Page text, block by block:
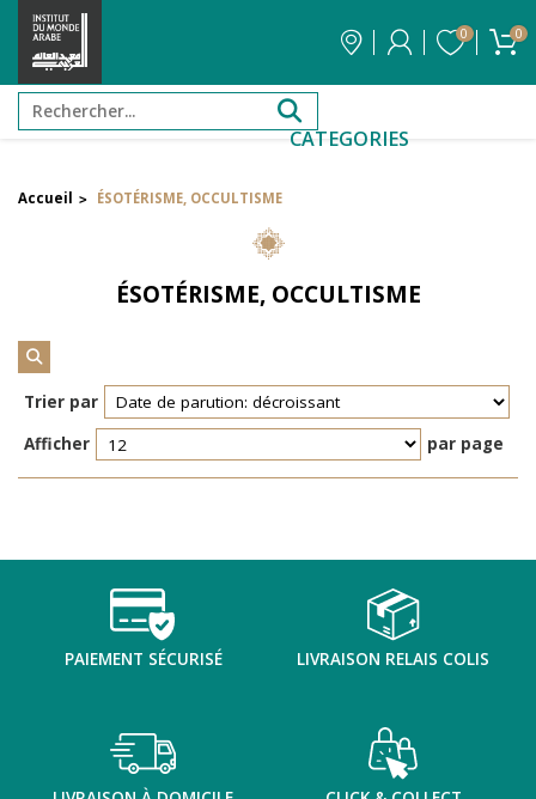
0 0
CATEGORIES
Filtrer par attribut
Réinitialiser les filtres
TENTER L'ART POUR SOIGNER
Accueil > ÉSOTÉRISME, OCCULTISME
ÉSOTÉRISME, OCCULTISME
Trier par
Afficher
par page
PAIEMENT SÉCURISÉ LIVRAISON RELAIS COLIS